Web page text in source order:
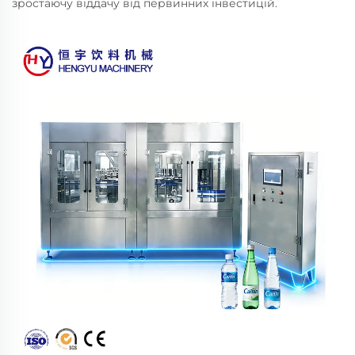
зростаючу віддачу від первинних інвестицій.